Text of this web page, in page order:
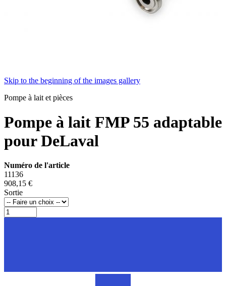
Skip to the beginning of the images gallery
Pompe à lait et pièces
Pompe à lait FMP 55 adaptable
pour DeLaval
Numéro de l'article
11136
908,15 €
Sortie